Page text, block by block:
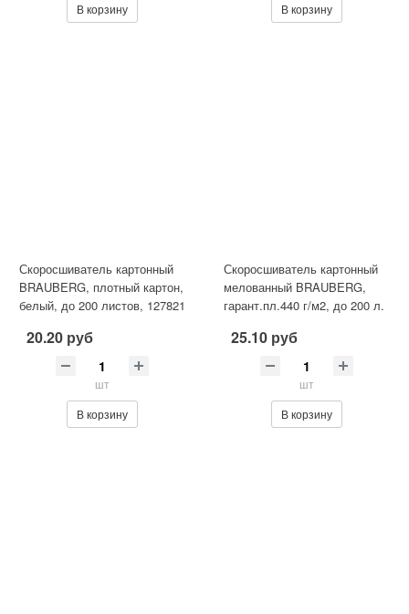
В корзину
В корзину
Скоросшиватель картонный
BRAUBERG, плотный картон,
белый, до 200 листов, 127821
20.20 руб
шт
В корзину
Скоросшиватель картонный
мелованный BRAUBERG,
гарант.пл.440 г/м2, до 200 л.
25.10 руб
шт
В корзину